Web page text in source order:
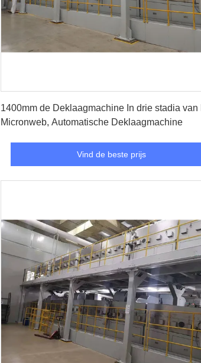
1400mm de Deklaagmachine In drie stadia van
Micronweb, Automatische Deklaagmachine
Vind de beste prijs